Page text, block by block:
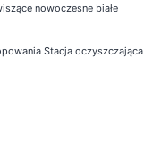
nowoczesne białe
Stacja oczyszczająca